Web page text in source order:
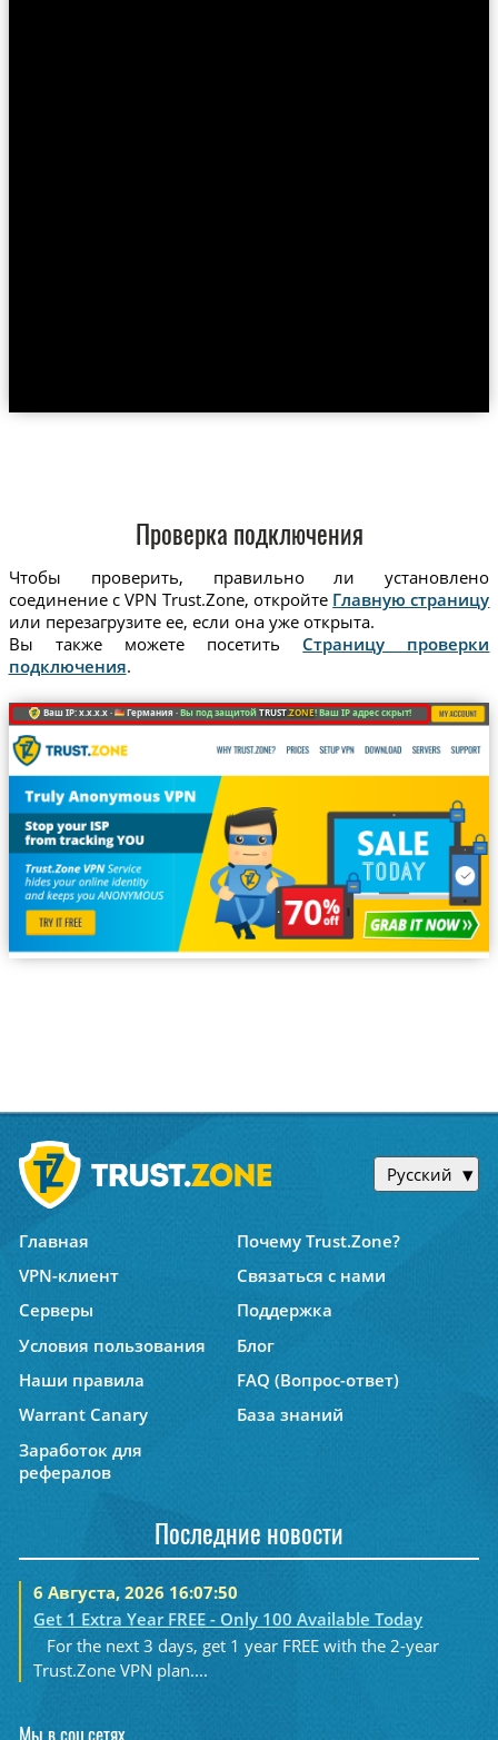
Проверка подключения
Чтобы проверить, правильно ли установлено
соединение с VPN Trust.Zone, откройте Главную страницу
или перезагрузите ее, если она уже открыта.
Вы также можете посетить Страницу проверки
подключения.
Ваш IP: x.x.x.x · Германия ·Вы под защитойTRUST.ZONE! Ваш IP адрес скрыт!
Русский
Главная
Почему Trust.Zone?
VPN-клиент
Связаться с нами
Серверы
Поддержка
Условия пользования
Блог
Наши правила
FAQ (Вопрос-ответ)
Warrant Canary
База знаний
Заработок для
рефералов
Последние новости
6 Августа, 2026 16:07:50
Get 1 Extra Year FREE - Only 100 Available Today
For the next 3 days, get 1 year FREE with the 2-year
Trust.Zone VPN plan....